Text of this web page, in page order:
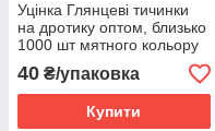
Уцінка Глянцеві тичинки
на дротику оптом, близько
1000 шт мятного кольору
оптом
40 ₴/упаковка
Купити